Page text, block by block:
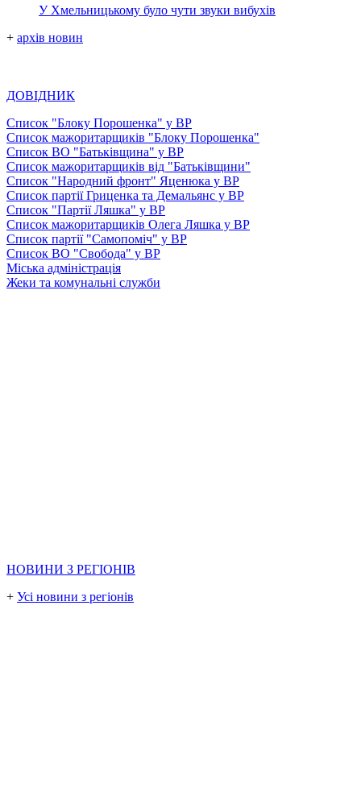
У Хмельницькому було чути звуки вибухів
+ архів новин
ДОВІДНИК
Список "Блоку Порошенка" у ВР
Список мажоритарщиків "Блоку Порошенка"
Список ВО "Батьківщина" у ВР
Список мажоритарщиків від "Батьківщини"
Список "Народний фронт" Яценюка у ВР
Список партії Гриценка та Демальянс у ВР
Список "Партії Ляшка" у ВР
Список мажоритарщиків Олега Ляшка у ВР
Список партії "Самопоміч" у ВР
Список ВО "Свобода" у ВР
Міська адміністрація
Жеки та комунальні служби
НОВИНИ З РЕГІОНІВ
+ Усі новини з регіонів